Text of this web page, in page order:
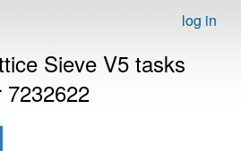
log in
Sieve V5 tasks